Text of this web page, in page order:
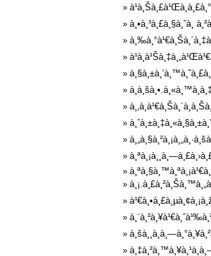
»
» à¸•à¸³à¸£à¸§à¸ˆà¸
»
»
»
»
»
»
»
»
»
»
»
»
»
»